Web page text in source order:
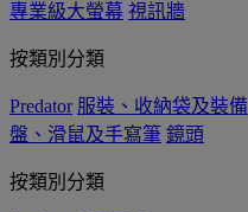
專業級大螢幕 視訊牆
按類別分類
Predator 服裝、收納袋及裝備
盤、滑鼠及手寫筆 鏡頭
按類別分類